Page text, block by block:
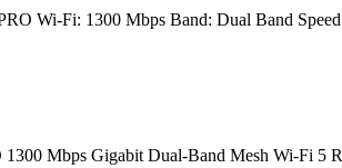
Wi-Fi: 1300 Mbps Band: Dual Band
Mbps Gigabit Dual-Band Mesh Wi-Fi 5